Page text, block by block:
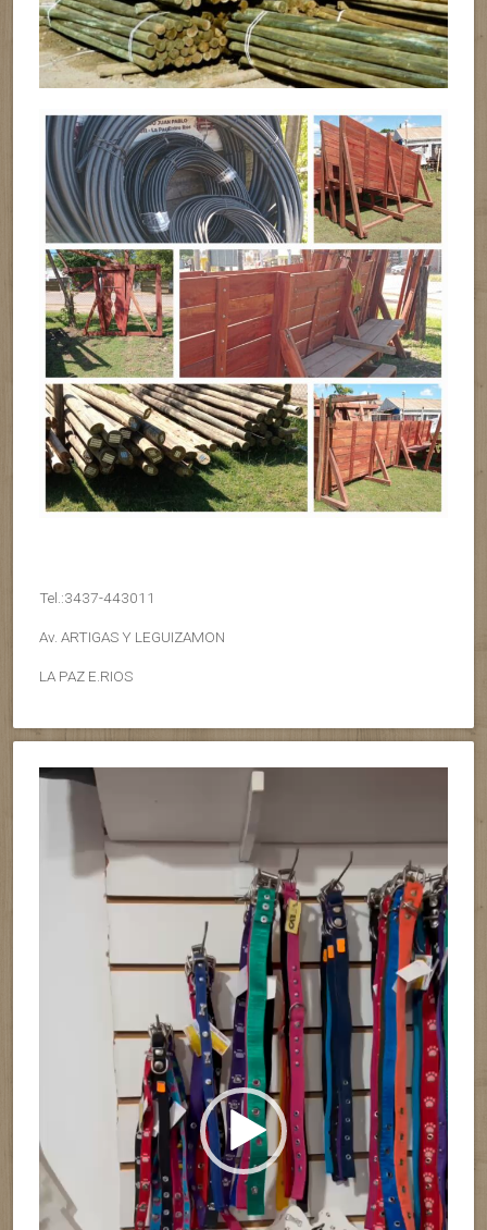
Tel.:3437-443011
Av. ARTIGAS Y LEGUIZAMON
LA PAZ E.RIOS
Reproductor